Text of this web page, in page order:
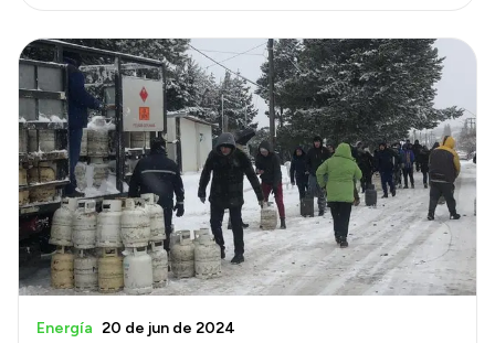
Energía 20 de jun de 2024